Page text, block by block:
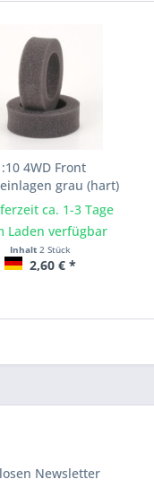
4WD Front
grau (hart)
ca. 1-3 Tage
Laden verfügbar
Inhalt 2 Stück
2,60 € *
Newsletter